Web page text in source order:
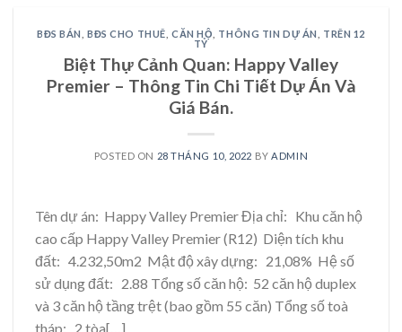
BĐS BÁN ,BĐS CHO THUÊ CĂN HỘ THÔNG TIN DỰ ÁN
TRÊN 12
TỶ
Biệt Thự Cảnh Quan: Happy Valley
Premier – Thông Tin Chi Tiết Dự Án Và
Giá Bán.
POSTED ON 28 THÁNG 10, 2022 BY ADMIN
Tên dự án: Happy Valley Premier Địa chỉ: Khu căn hộ
cao cấp Happy Valley Premier (R12) Diện tích khu
đất: 4.232,50m2 Mật độ xây dựng: 21,08% Hệ số
sử dụng đất: 2.88 Tổng số căn hộ: 52 căn hộ duplex
và 3 căn hộ tầng trệt (bao gồm 55 căn) Tổng số toà
tháp: 2 tòa[…]